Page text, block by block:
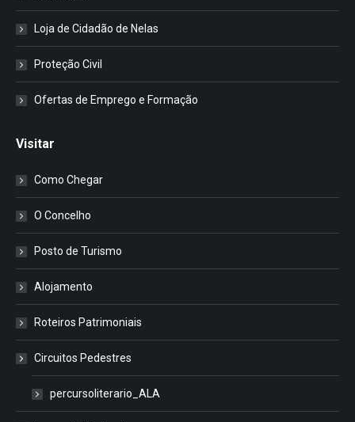
Loja de Cidadão de Nelas
Proteção Civil
Ofertas de Emprego e Formação
Visitar
Como Chegar
O Concelho
Posto de Turismo
Alojamento
Roteiros Patrimoniais
Circuitos Pedestres
percursoliterario_ALA